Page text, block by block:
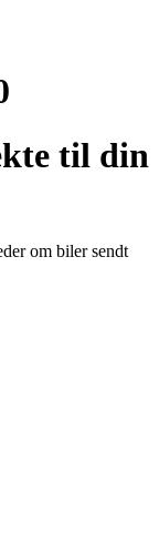
til din
om biler sendt